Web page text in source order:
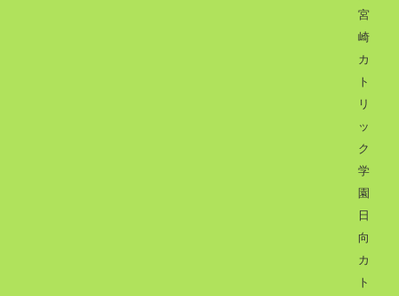
宮
崎
カ
ト
リ
ッ
ク
学
園
日
向
カ
ト